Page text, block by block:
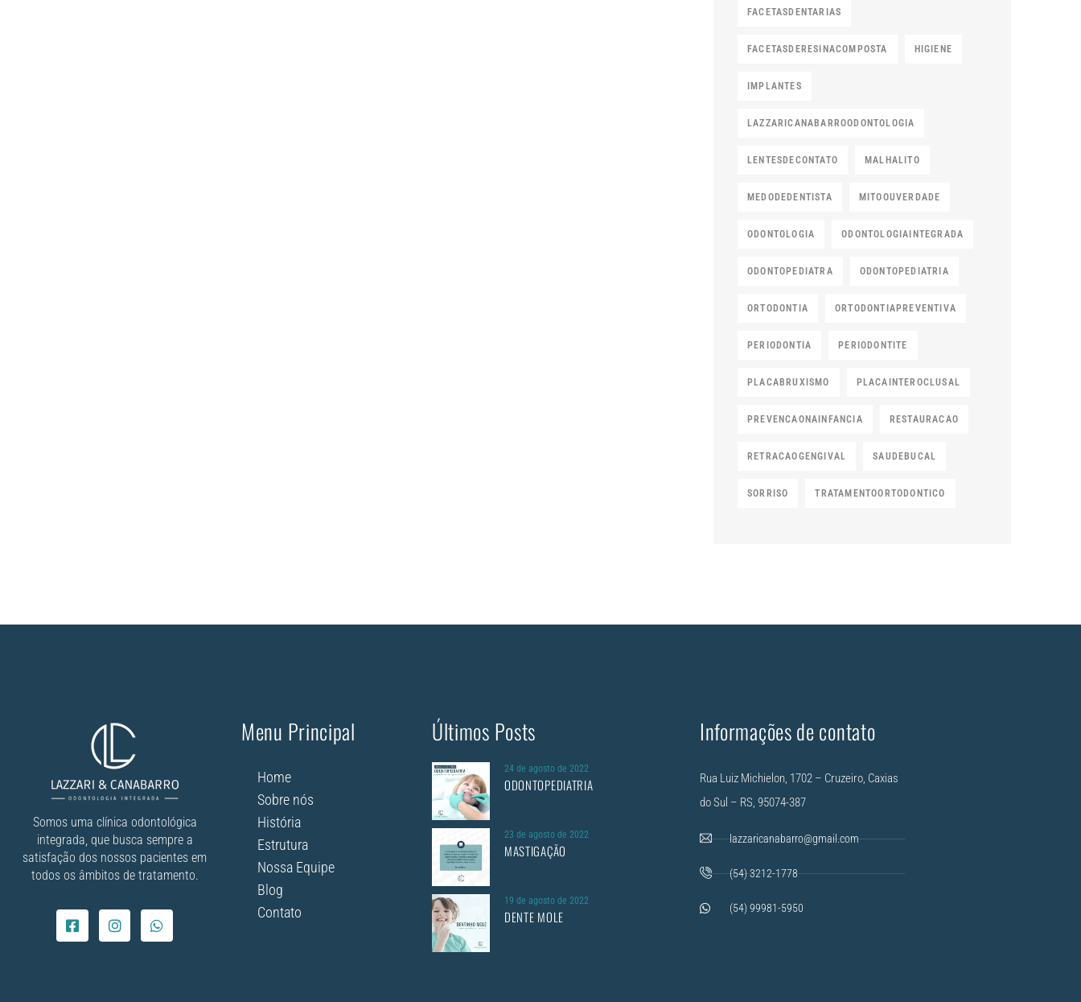
FACETASDENTARIAS
FACETASDERESINACOMPOSTA HIGIENE
IMPLANTES
LAZZARICANABARROODONTOLOGIA
LENTESDECONTATO MALHALITO
MEDODEDENTISTA MITOOUVERDADE
ODONTOLOGIA ODONTOLOGIAINTEGRADA
ODONTOPEDIATRA ODONTOPEDIATRIA
ORTODONTIA ORTODONTIAPREVENTIVA
PERIODONTIA PERIODONTITE
PLACABRUXISMO PLACAINTEROCLUSAL
PREVENCAONAINFANCIA RESTAURACAO
RETRACAOGENGIVAL SAUDEBUCAL
SORRISO TRATAMENTOORTODONTICO
Somos uma clínica odontológica
integrada, que busca sempre a
satisfação dos nossos pacientes em
todos os âmbitos de tratamento.
Menu Principal
Home
Sobre nós
História
Estrutura
Nossa Equipe
Blog
Contato
Últimos Posts
24 de agosto de 2022
ODONTOPEDIATRIA
23 de agosto de 2022
MASTIGAÇÃO
19 de agosto de 2022
DENTE MOLE
Informações de contato
Rua Luiz Michielon, 1702 – Cruzeiro, Caxias
do Sul – RS, 95074-387
lazzaricanabarro@gmail.com
(54) 3212-1778
(54) 99981-5950